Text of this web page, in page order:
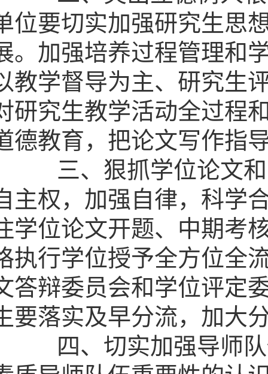
位要切实加强研究生思
。加强培养过程管理和
教学督导为主、研究生
研究生教学活动全过程
德教育，把论文写作指
三、狠抓学位论文和
主权，加强自律，科学
学位论文开题、中期考
执行学位授予全方位全
答辩委员会和学位评定
要落实及早分流，加大
四、切实加强导师队